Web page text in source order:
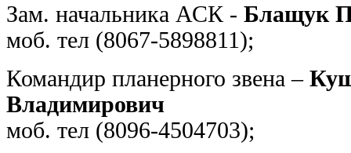
Зам. начальника АСК - Блащук
моб. тел (8067-5898811);
Командир планерного звена –
Владимирович
моб. тел (8096-4504703);